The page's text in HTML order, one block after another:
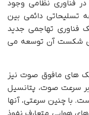
فناوری نظامی وجود
تسلیحاتی دائمی بین
فناوری تهاجمی جدید
شکست آن توسعه می
های مافوق صوت نیز
سرعت صوت، پتانسیل
با چنین سرعتی، آنها